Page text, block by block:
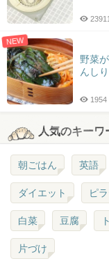
23911
NEW
野菜
んし
1954
人気のキーワ
朝ごはん 英語
ダイエット ピ
白菜 豆腐
片づけ